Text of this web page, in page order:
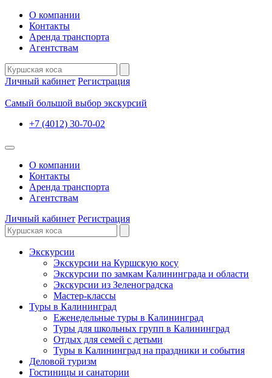
О компании
Контакты
Аренда транспорта
Агентствам
Личный кабинет Регистрация
Самый большой выбор экскурсий
+7 (4012) 30-70-02
О компании
Контакты
Аренда транспорта
Агентствам
Личный кабинет Регистрация
Экскурсии
Экскурсии на Куршскую косу
Экскурсии по замкам Калининграда и области
Экскурсии из Зеленоградска
Мастер-классы
Туры в Калининград
Еженедельные туры в Калининград
Туры для школьных групп в Калининград
Отдых для семей с детьми
Туры в Калининград на праздники и события
Деловой туризм
Гостиницы и санатории